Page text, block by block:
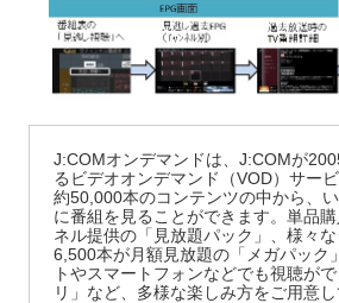
J:COMオンデマンドは、J:COMが
るビデオオンデマンド（VOD）サービ
約50,000本のコンテンツの中から、
に番組を見ることができます。単品
ネル提供の「見放題パック」、様々
6,500本が月額見放題の「メガパック
トやスマートフォンなどでも視聴が
リ」など、多様な楽しみ方をご用意し